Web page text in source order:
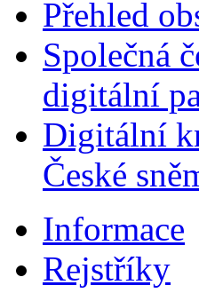
Přehled
Společná
digitální
Digitální
České
Informace
Rejstříky